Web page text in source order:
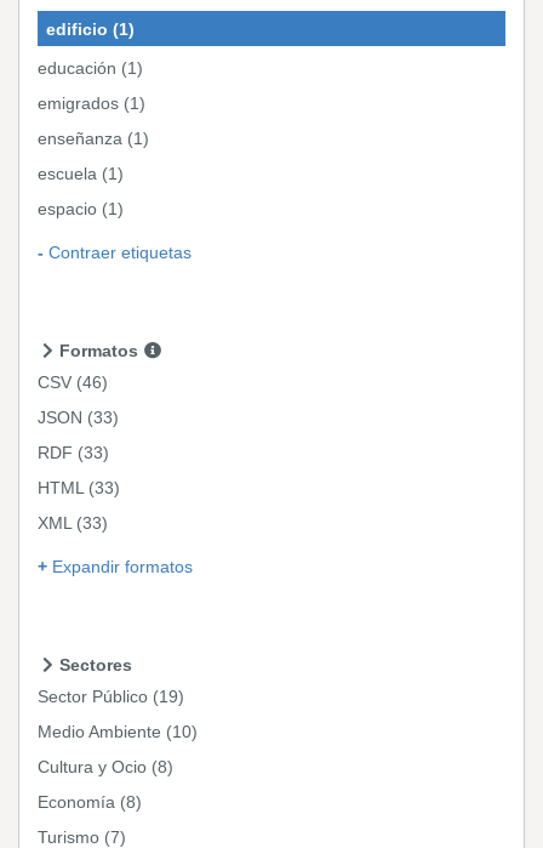
edificio (1)
educación (1)
emigrados (1)
enseñanza (1)
escuela (1)
espacio (1)
Contraer etiquetas
Formatos
CSV (46)
JSON (33)
RDF (33)
HTML (33)
XML (33)
Expandir formatos
Sectores
Sector Público (19)
Medio Ambiente (10)
Cultura y Ocio (8)
Economía (8)
Turismo (7)